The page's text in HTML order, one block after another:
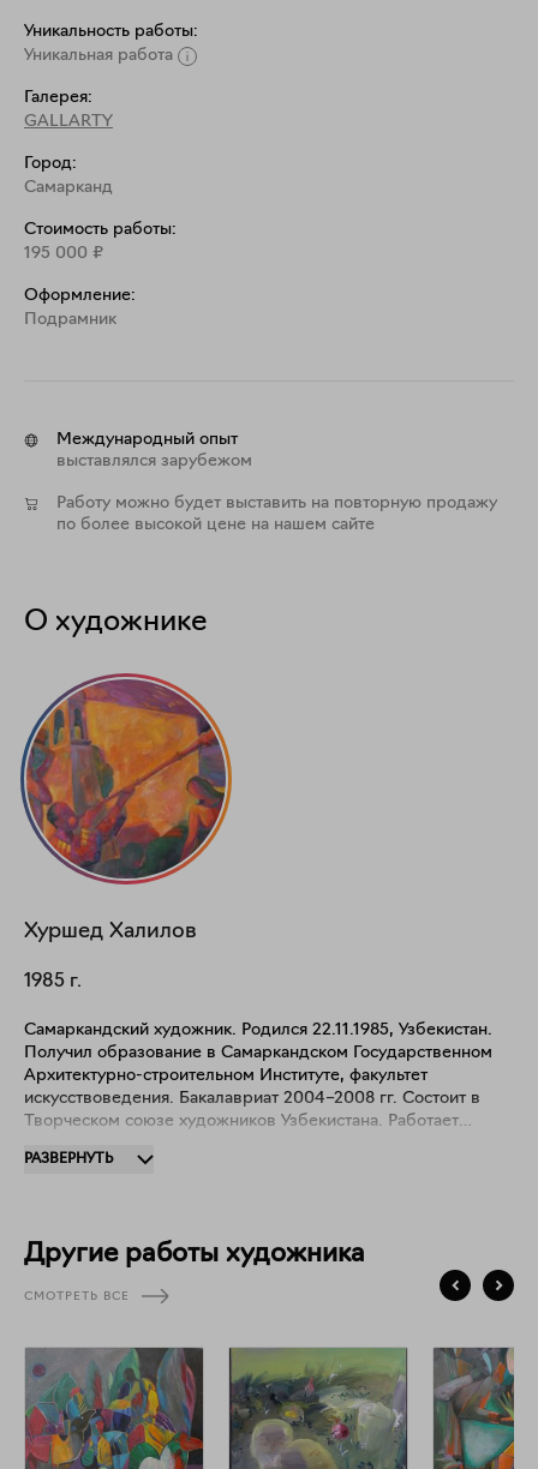
Уникальность работы:
Уникальная работа
Галерея:
GALLARTY
Город:
Самарканд
Стоимость работы:
195 000 ₽
Оформление:
Подрамник
Международный опыт
выставлялся зарубежом
Работу можно будет выставить на повторную продажу
по более высокой цене на нашем сайте
О художнике
Хуршед Халилов
1985 г.
Самаркандский художник. Родился 22.11.1985, Узбекистан.
Получил образование в Самаркандском Государственном
Архитектурно-строительном Институте, факультет
искусствоведения. Бакалавриат 2004–2008 гг. Состоит в
Творческом союзе художников Узбекистана. Работает
инсталляция, перформанс и искусство взаимодействия. В
содержат символы и знаки, через которые художник
обращается к публике.
РАЗВЕРНУТЬ
Другие работы художника
СМОТРЕТЬ ВСЕ